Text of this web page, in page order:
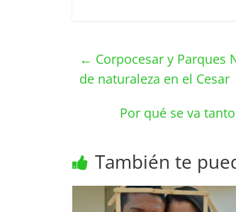
← Corpocesar y Parques
de naturaleza en el Cesar
Por qué se va
También te